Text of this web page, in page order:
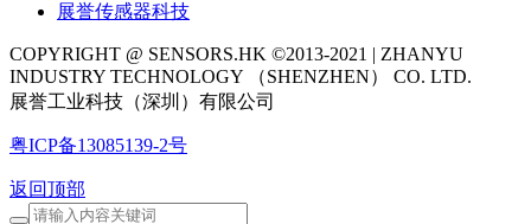
展誉传感器科技
COPYRIGHT @ SENSORS.HK ©2013-2021 | ZHANYU
INDUSTRY TECHNOLOGY （SHENZHEN） CO. LTD.
展誉工业科技（深圳）有限公司
粤ICP备13085139-2号
返回顶部